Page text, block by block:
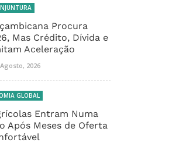
Procura
Mas Crédito, Dívida e
Aceleração
2026
GLOBAL
Entram Numa
Após Meses de Oferta